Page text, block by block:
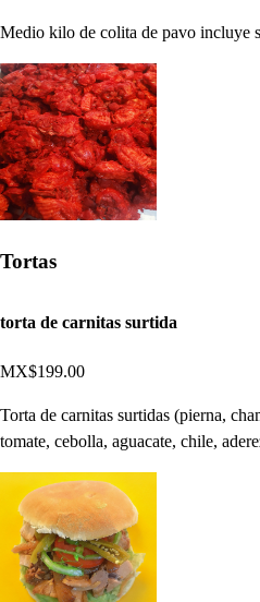
Medio kilo de colita de pavo incluye
Tortas
torta de carnitas surtida
MX$199.00
Torta de carnitas surtidas (pierna,
tomate, cebolla, aguacate, chile,